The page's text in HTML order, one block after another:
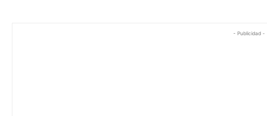
- Publicidad -